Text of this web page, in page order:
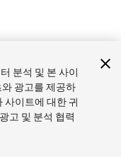
에셋 스토어
쿠키
내 개인정보 판
분석 및 본 사이
광고를 제공하
사이트에 대한 귀
고 및 분석 협력